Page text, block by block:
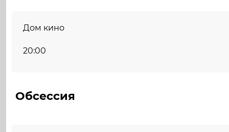
Дом кино
20:00
Обсессия